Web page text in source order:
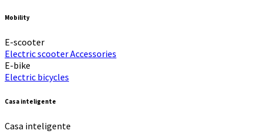
Mobility
E-scooter
Electric scooterAccessories
E-bike
Electric bicycles
Casa inteligente
Casa inteligente